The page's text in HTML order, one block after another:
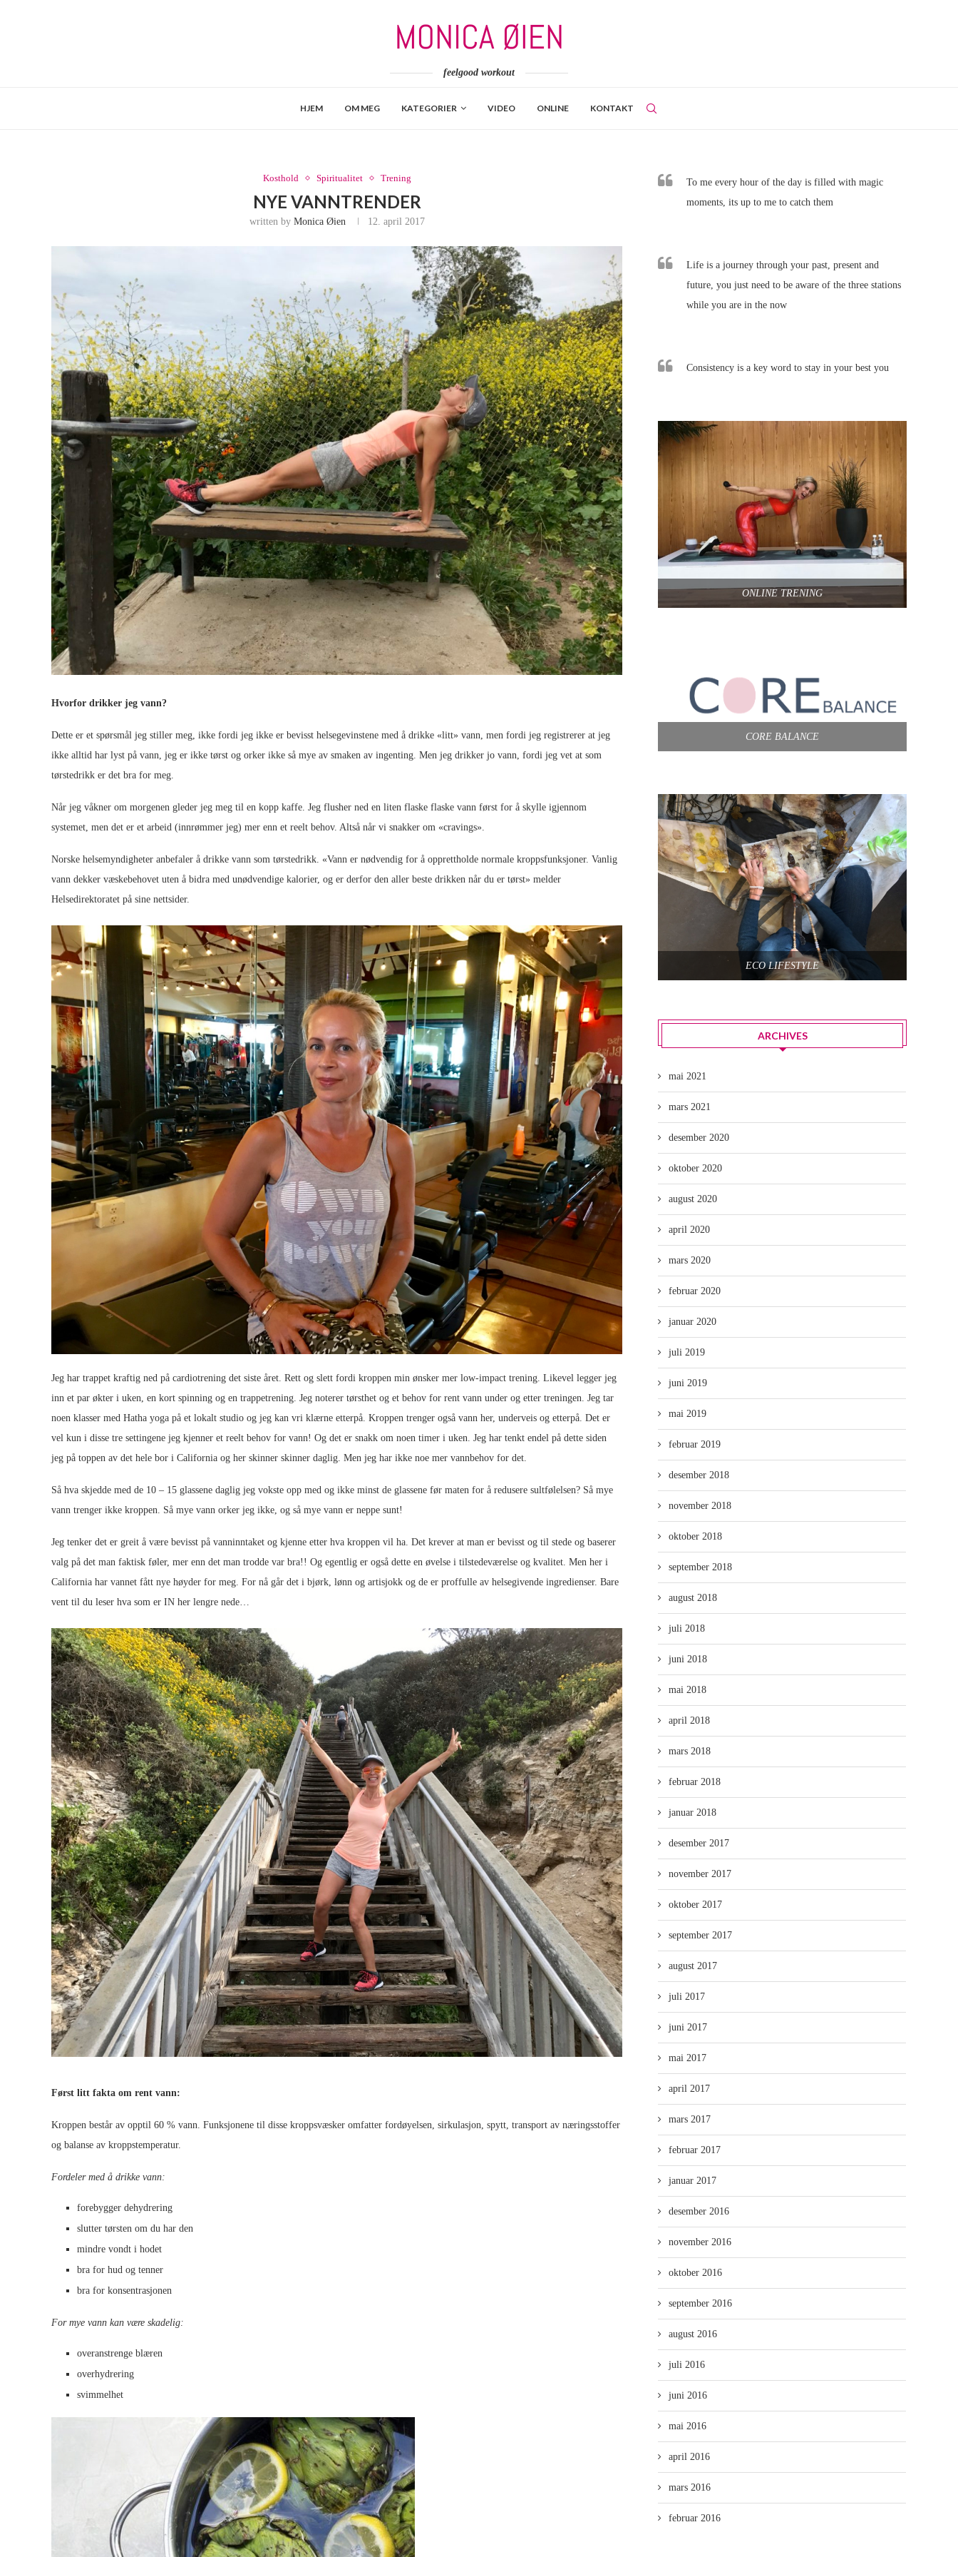
feelgood workout
HJEM OM MEG KATEGORIER VIDEO ONLINE KONTAKT
Kosthold Spiritualitet Trening
NYE VANNTRENDER
written by Monica Øien 12. april 2017
Hvorfor drikker jeg vann?
Dette er et spørsmål jeg stiller meg, ikke fordi jeg ikke er bevisst helsegevinstene med å drikke «litt» vann, men fordi jeg registrerer at jeg
ikke alltid har lyst på vann, jeg er ikke tørst og orker ikke så mye av smaken av ingenting. Men jeg drikker jo vann, fordi jeg vet at som
tørstedrikk er det bra for meg.
Når jeg våkner om morgenen gleder jeg meg til en kopp kaffe. Jeg flusher ned en liten flaske flaske vann først for å skylle igjennom
systemet, men det er et arbeid (innrømmer jeg) mer enn et reelt behov. Altså når vi snakker om «cravings».
Norske helsemyndigheter anbefaler å drikke vann som tørstedrikk. «Vann er nødvendig for å opprettholde normale kroppsfunksjoner. Vanlig
vann dekker væskebehovet uten å bidra med unødvendige kalorier, og er derfor den aller beste drikken når du er tørst» melder
Helsedirektoratet på sine nettsider.
Jeg har trappet kraftig ned på cardiotrening det siste året. Rett og slett fordi kroppen min ønsker mer low-impact trening. Likevel legger jeg
inn et par økter i uken, en kort spinning og en trappetrening. Jeg noterer tørsthet og et behov for rent vann under og etter treningen. Jeg tar
noen klasser med Hatha yoga på et lokalt studio og jeg kan vri klærne etterpå. Kroppen trenger også vann her, underveis og etterpå. Det er
vel kun i disse tre settingene jeg kjenner et reelt behov for vann! Og det er snakk om noen timer i uken. Jeg har tenkt endel på dette siden
jeg på toppen av det hele bor i California og her skinner skinner daglig. Men jeg har ikke noe mer vannbehov for det.
Så hva skjedde med de 10 – 15 glassene daglig jeg vokste opp med og ikke minst de glassene før maten for å redusere sultfølelsen? Så mye
vann trenger ikke kroppen. Så mye vann orker jeg ikke, og så mye vann er neppe sunt!
Jeg tenker det er greit å være bevisst på vanninntaket og kjenne etter hva kroppen vil ha. Det krever at man er bevisst og til stede og baserer
valg på det man faktisk føler, mer enn det man trodde var bra!! Og egentlig er også dette en øvelse i tilstedeværelse og kvalitet. Men her i
California har vannet fått nye høyder for meg. For nå går det i bjørk, lønn og artisjokk og de er proffulle av helsegivende ingredienser. Bare
vent til du leser hva som er IN her lengre nede…
Først litt fakta om rent vann:
Kroppen består av opptil 60 % vann. Funksjonene til disse kroppsvæsker omfatter fordøyelsen, sirkulasjon, spytt, transport av næringsstoffer
og balanse av kroppstemperatur.
Fordeler med å drikke vann:
forebygger dehydrering
slutter tørsten om du har den
mindre vondt i hodet
bra for hud og tenner
bra for konsentrasjonen
For mye vann kan være skadelig:
overanstrenge blæren
overhydrering
svimmelhet
To me every hour of the day is filled with magic
moments, its up to me to catch them
Life is a journey through your past, present and
future, you just need to be aware of the three stations
while you are in the now
Consistency is a key word to stay in your best you
ONLINE TRENING
CORE BALANCE
ECO LIFESTYLE
ARCHIVES
mai 2021
mars 2021
desember 2020
oktober 2020
august 2020
april 2020
mars 2020
februar 2020
januar 2020
juli 2019
juni 2019
mai 2019
februar 2019
desember 2018
november 2018
oktober 2018
september 2018
august 2018
juli 2018
juni 2018
mai 2018
april 2018
mars 2018
februar 2018
januar 2018
desember 2017
november 2017
oktober 2017
september 2017
august 2017
juli 2017
juni 2017
mai 2017
april 2017
mars 2017
februar 2017
januar 2017
desember 2016
november 2016
oktober 2016
september 2016
august 2016
juli 2016
juni 2016
mai 2016
april 2016
mars 2016
februar 2016